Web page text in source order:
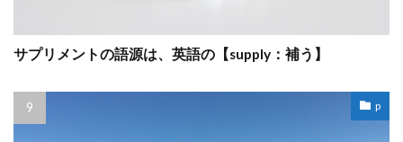
サプリメントの語源は、英語の【supply：補う】
p